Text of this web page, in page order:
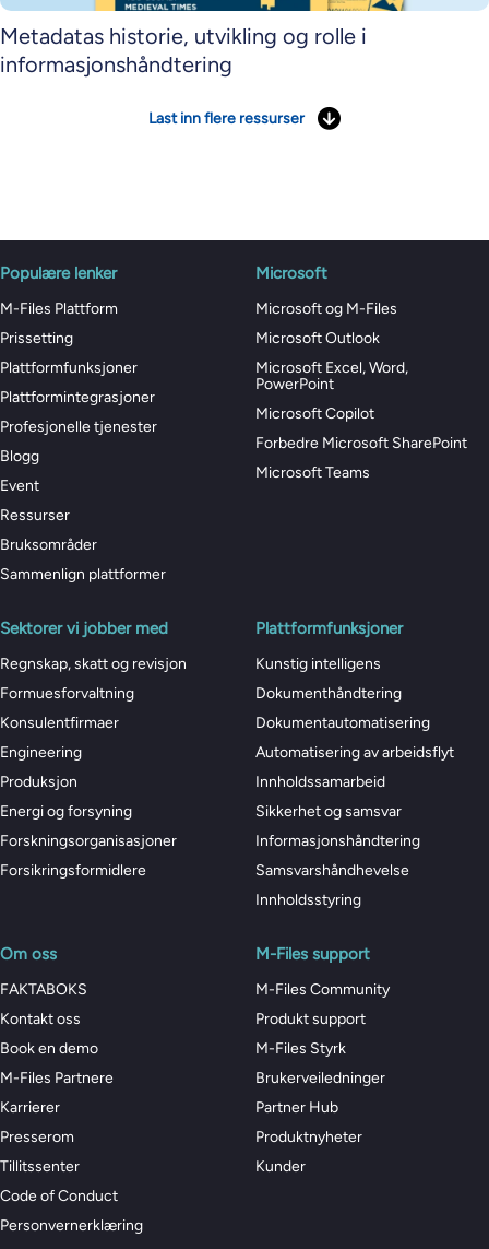
Metadatas historie, utvikling og rolle i
informasjonshåndtering
Last inn flere ressurser
Populære lenker
M-Files Plattform
Prissetting
Plattformfunksjoner
Plattformintegrasjoner
Profesjonelle tjenester
Blogg
Event
Ressurser
Bruksområder
Sammenlign plattformer
Microsoft
Microsoft og M-Files
Microsoft Outlook
Microsoft Excel, Word,
PowerPoint
Microsoft Copilot
Forbedre Microsoft SharePoint
Microsoft Teams
Sektorer vi jobber med
Regnskap, skatt og revisjon
Formuesforvaltning
Konsulentfirmaer
Engineering
Produksjon
Energi og forsyning
Forskningsorganisasjoner
Forsikringsformidlere
Plattformfunksjoner
Kunstig intelligens
Dokumenthåndtering
Dokumentautomatisering
Automatisering av arbeidsflyt
Innholdssamarbeid
Sikkerhet og samsvar
Informasjonshåndtering
Samsvarshåndhevelse
Innholdsstyring
Om oss
FAKTABOKS
Kontakt oss
Book en demo
M-Files Partnere
Karrierer
Presserom
Tillitssenter
Code of Conduct
Personvernerklæring
M-Files support
M-Files Community
Produkt support
M-Files Styrk
Brukerveiledninger
Partner Hub
Produktnyheter
Kunder